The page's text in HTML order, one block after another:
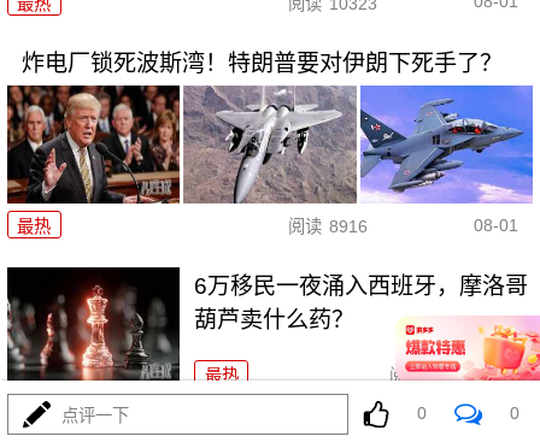
炸电厂锁死波斯湾！特朗普要对伊朗下死手了？
最热 阅读 8916 08-01
6万移民一夜涌入西班牙，摩洛哥
葫芦卖什么药？
最热 阅读 7677
菲律宾五天三闹，美航母压阵，
点评一下 0 0